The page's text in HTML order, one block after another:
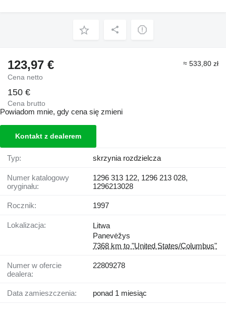
123,97 €
Cena netto
≈ 533,80 zł
150 €
Cena brutto
Powiadom mnie, gdy cena się zmieni
Kontakt z dealerem
Typ: skrzynia rozdzielcza
Numer katalogowy
oryginału:
1296 313 122, 1296 213 028,
1296213028
Rocznik: 1997
Lokalizacja:
Litwa
Panevėžys
7368 km to "United States/Columbus"
Numer w ofercie
dealera:
22809278
Data zamieszczenia: ponad 1 miesiąc